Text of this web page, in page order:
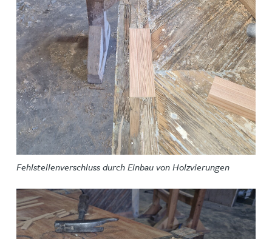
Fehlstellenverschluss durch Einbau von Holzvierungen